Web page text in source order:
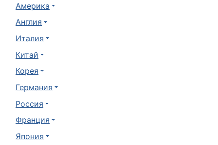
Америка
Англия
Италия
Китай
Корея
Германия
Россия
Франция
Япония